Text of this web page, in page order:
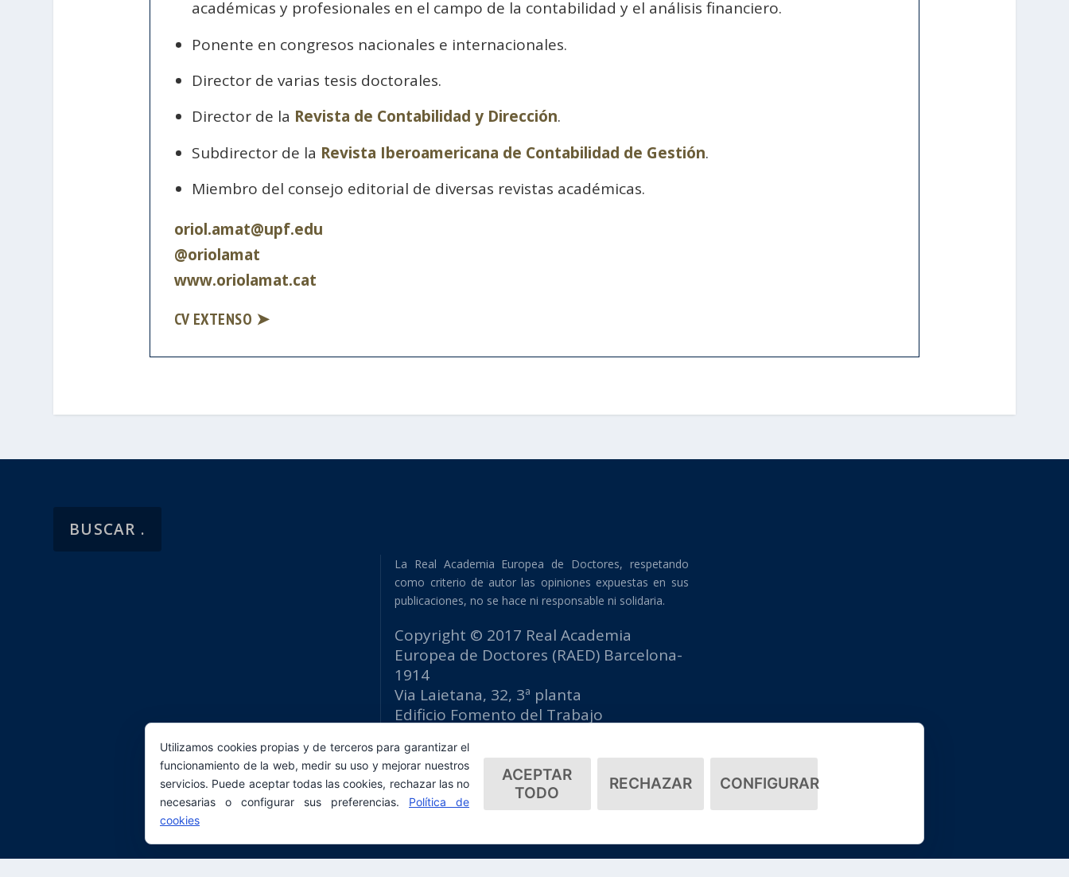
académicas y profesionales en el campo de la contabilidad y el análisis financiero.
Ponente en congresos nacionales e internacionales.
Director de varias tesis doctorales.
Director de la Revista de Contabilidad y Dirección.
Subdirector de la Revista Iberoamericana de Contabilidad de Gestión.
Miembro del consejo editorial de diversas revistas académicas.
oriol.amat@upf.edu
@oriolamat
www.oriolamat.cat
CV EXTENSO ➤
La Real Academia Europea de Doctores, respetando
como criterio de autor las opiniones expuestas en sus
publicaciones, no se hace ni responsable ni solidaria.
Copyright © 2017 Real Academia
Europea de Doctores (RAED) Barcelona-
1914
Via Laietana, 32, 3ª planta
Edificio Fomento del Trabajo
tlf: +34 93 667 40 54
secretaria@raed.academy
Contacto y suscripción Newsletter
Utilizamos cookies propias y de terceros para garantizar el
funcionamiento de la web, medir su uso y mejorar nuestros
servicios. Puede aceptar todas las cookies, rechazar las no
necesarias o configurar sus preferencias. Política de
cookies
ACEPTAR
TODO
RECHAZAR CONFIGURAR